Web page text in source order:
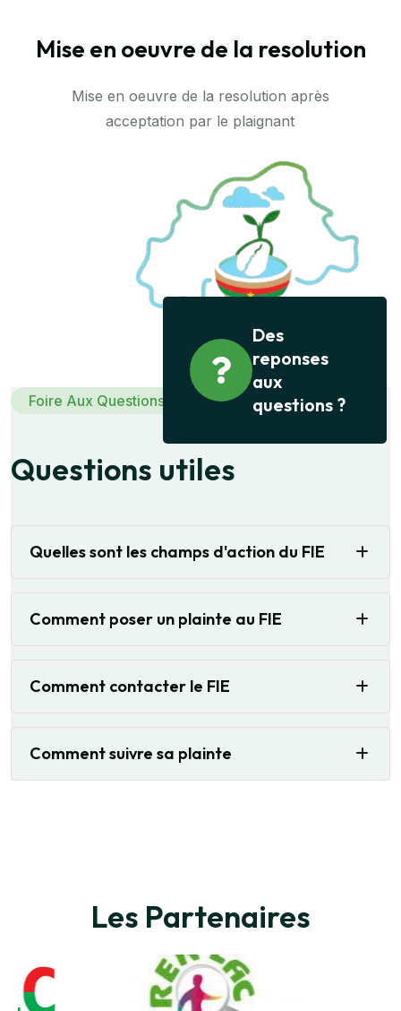
Mise en oeuvre de la resolution
Mise en oeuvre de la resolution après
acceptation par le plaignant
Des
reponses
aux
questions ?
Foire Aux Questions
Questions utiles
Quelles sont les champs d'action du FIE
Comment poser un plainte au FIE
Comment contacter le FIE
Comment suivre sa plainte
Les Partenaires